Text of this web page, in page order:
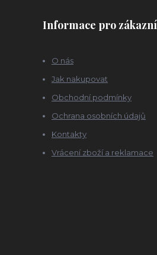
Informace pro
O nás
Jak nakupovat
Obchodní podmínky
Ochrana osobních údajů
Kontakty
Vrácení zboží a reklamace